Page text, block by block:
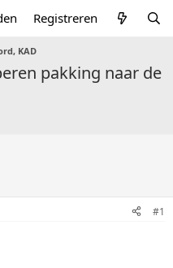
Registreren
KAD
pakking naar de
#1